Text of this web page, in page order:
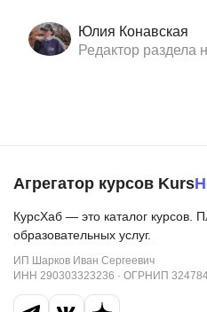
Юлия Конавская
Редактор раздела
Агрегатор курсов Kurs
КурсХаб — это каталог курсов.
образовательных услуг.
ИП Шарков Иван Сергеевич
ИНН 290303323236 · ОГРНИП